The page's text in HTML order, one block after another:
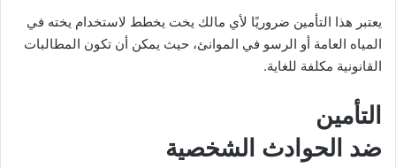
يعتبر هذا التأمين ضروريًا لأي مالك يخت يخطط لاستخدام يخته في
المياه العامة أو الرسو في الموانئ، حيث يمكن أن تكون المطالبات
القانونية مكلفة للغاية.
التأمين
ضد الحوادث الشخصية